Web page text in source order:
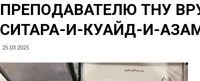
ПРЕПОДАВАТЕЛЮ ТНУ
СИТАРА-И-КУАЙД-И-
25.03.2025